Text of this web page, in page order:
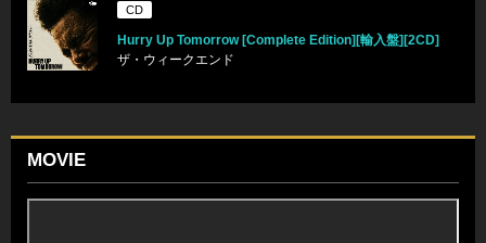
CD
Hurry Up Tomorrow [Complete Edition][輸入盤][2CD]
ザ・ウィークエンド
MOVIE